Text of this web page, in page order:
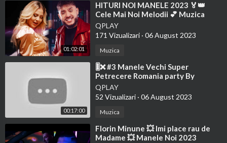
01:02:01
⁣HITURI NOI MANELE 2023 🏅👑
Cele Mai Noi Melodii 💕 Muzica
Noua YouTube Trending 2023
QPLAY
171 Vizualizari · 06 August 2023
Muzica
00:17:00
⁣🎚️❌ #3 Manele Vechi Super
Petrecere Romania party By
@DJNICONDR 🎚️❌ 29. April 2023
QPLAY
52 Vizualizari · 06 August 2023
Muzica
⁣Florin Minune 💥 Imi place rau de
Madame 💥 Manele Noi 2023